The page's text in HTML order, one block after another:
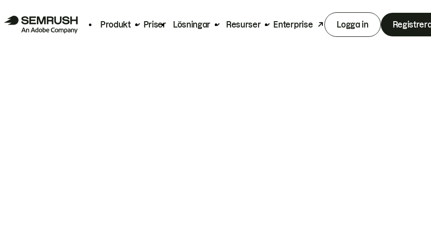
Produkt Priser Lösningar Resurser Enterprise Logga in